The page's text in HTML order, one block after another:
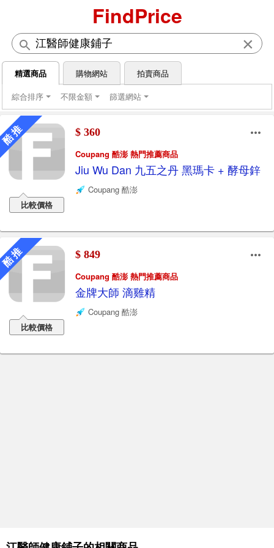
FindPrice
×
精選商品 購物網站
拍賣商品
綜合排序
不限金額 篩選網站
推
比較價格
$ 360
Coupang 酷澎 熱門推薦商品
Jiu Wu Dan 九五之丹 黑瑪卡 + 酵母鋅
Coupang 酷澎
推
比較價格
$ 849
Coupang 酷澎 熱門推薦商品
金牌大師 滴雞精
Coupang 酷澎